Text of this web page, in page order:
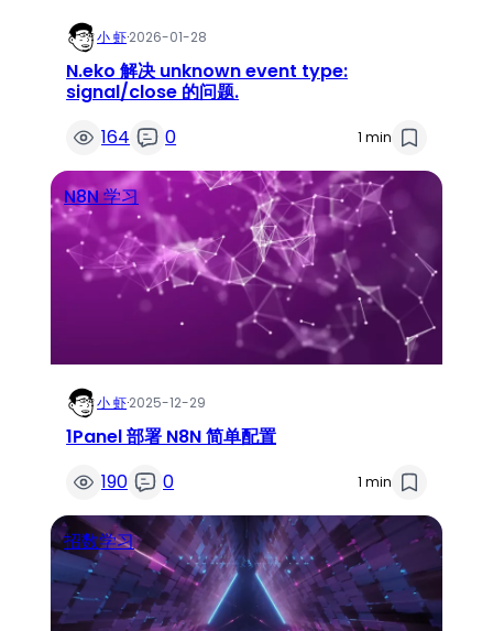
小 虾·2026-01-28
N.eko 解决 unknown event type:
signal/close 的问题.
164
0 1 min
N8N 学习
小 虾·2025-12-29
1Panel 部署 N8N 简单配置
190
0 1 min
招数学习